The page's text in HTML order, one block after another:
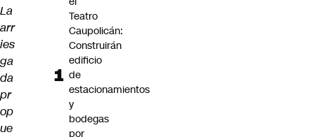
La
arr
ies
ga
da
pr
op
ue
Teatro
Caupolicán:
Construirán
edificio
de
estacionamientos
y
bodegas
por